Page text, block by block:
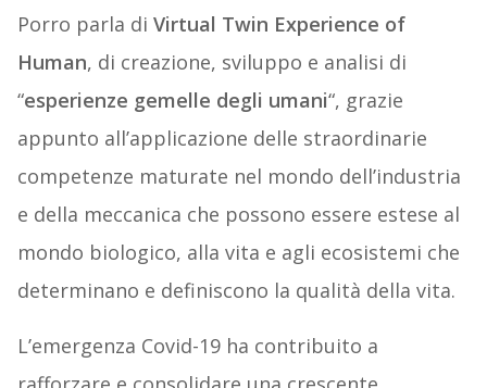
Porro parla di Virtual Twin Experience of
Human, di creazione, sviluppo e analisi di
“esperienze gemelle degli umani“, grazie
appunto all’applicazione delle straordinarie
competenze maturate nel mondo dell’industria
e della meccanica che possono essere estese al
mondo biologico, alla vita e agli ecosistemi che
determinano e definiscono la qualità della vita.
L’emergenza Covid-19 ha contribuito a